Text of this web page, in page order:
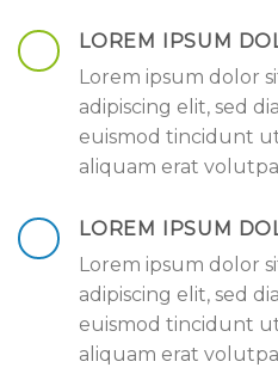
LOREM IPSUM
Lorem ipsum dolor
adipiscing elit, sed
euismod tincidunt
aliquam erat
LOREM IPSUM
Lorem ipsum dolor
adipiscing elit, sed
euismod tincidunt
aliquam erat